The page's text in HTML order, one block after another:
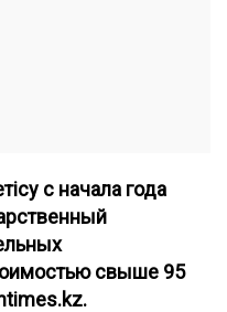
с начала года
свыше 95